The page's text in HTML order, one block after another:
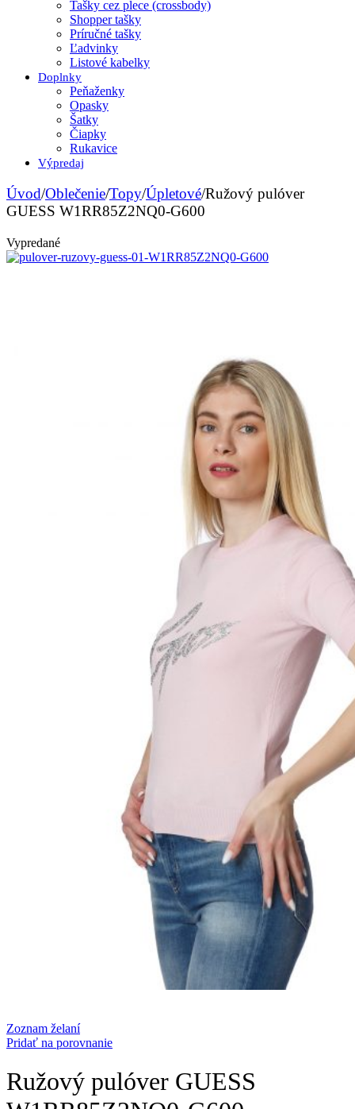
Tašky cez plece (crossbody)
Shopper tašky
Príručné tašky
Ľadvinky
Listové kabelky
Doplnky
Peňaženky
Opasky
Šatky
Čiapky
Rukavice
Výpredaj
Úvod/Oblečenie/Topy/Úpletové/Ružový pulóver
GUESS W1RR85Z2NQ0-G600
Vypredané
Zoznam želaní
Pridať na porovnanie
Ružový pulóver GUESS